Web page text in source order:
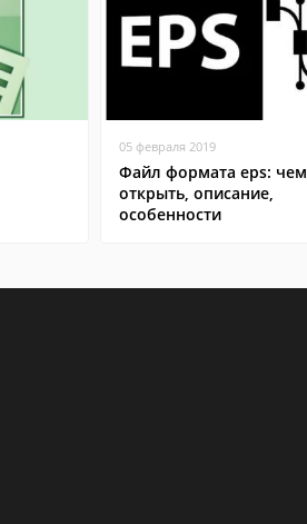
05 февраля 2019
Файл формата eps: чем
открыть, описание,
особенности